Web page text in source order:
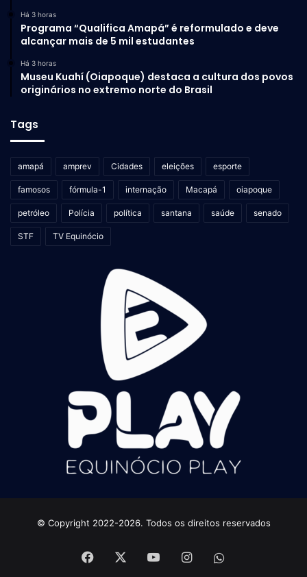
Há 3 horas
Programa “Qualifica Amapá” é reformulado e deve
alcançar mais de 5 mil estudantes
Há 3 horas
Museu Kuahí (Oiapoque) destaca a cultura dos povos
originários no extremo norte do Brasil
Tags
amapá amprev Cidades eleições esporte
famosos fórmula-1 internação Macapá oiapoque
petróleo Polícia política santana saúde senado
STF TV Equinócio
© Copyright 2022-2026. Todos os direitos reservados
Facebook YouTubeInstagram